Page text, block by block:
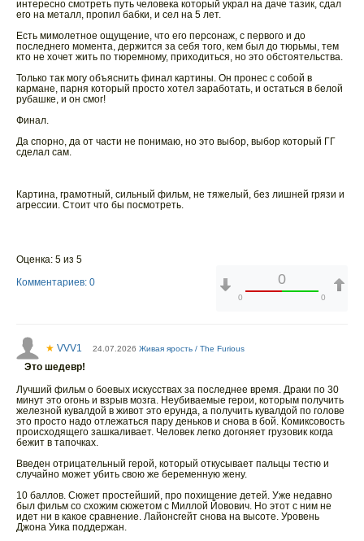
интересно смотреть путь человека который украл на даче тазик, сдал
его на металл, пропил бабки, и сел на 5 лет.
Есть мимолетное ощущение, что его персонаж, с первого и до
последнего момента, держится за себя того, кем был до тюрьмы, тем
кто не хочет жить по тюремному, приходиться, но это обстоятельства.
Только так могу объяснить финал картины. Он пронес с собой в
кармане, парня который просто хотел заработать, и остаться в белой
рубашке, и он смог!
Финал.
Да спорно, да от части не понимаю, но это выбор, выбор который ГГ
сделал сам.
Картина, грамотный, сильный фильм, не тяжелый, без лишней грязи и
агрессии. Стоит что бы посмотреть.
Оценка: 5 из 5
Комментариев: 0
0
0 0
★ VVV1 24.07.2026 Живая ярость / The Furious
Это шедевр!
Лучший фильм о боевых искусствах за последнее время. Драки по 30
минут это огонь и взрыв мозга. Неубиваемые герои, которым получить
железной кувалдой в живот это ерунда, а получить кувалдой по голове
это просто надо отлежаться пару деньков и снова в бой. Комиксовость
происходящего зашкаливает. Человек легко догоняет грузовик когда
бежит в тапочках.
Введен отрицательный герой, который откусывает пальцы тестю и
случайно может убить свою же беременную жену.
10 баллов. Сюжет простейший, про похищение детей. Уже недавно
был фильм со схожим сюжетом с Миллой Йовович. Но этот с ним не
идет ни в какое сравнение. Лайонсгейт снова на высоте. Уровень
Джона Уика поддержан.